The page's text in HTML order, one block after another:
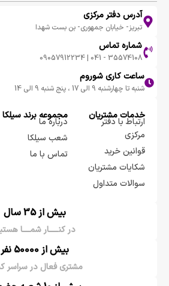
آدرس دفتر مرکزی
تبریز- خیابان جمهوری- بن بست شهدا
شماره تماس
35574108 - 041 | 09057912234
ساعت کاری شوروم
شنبه تا چهارشنبه 9 الی 17 ، پنج شنبه 9 الی 14
خدمات مشتریان
ارتباط با دفتر
مرکزی
قوانین خرید
شکایات مشتریان
سوالات متداول
مجموعه برند سيلكا
درباره ما
شعب سیلکا
تماس با ما
بیش از 35 سال
در کنـــــار شمــــا
بیش از 50000 نفر
مشتری فعال در سراسر